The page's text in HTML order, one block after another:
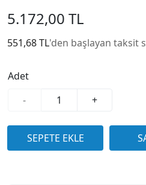
5.172,00 TL
551,68 TL'den başlayan taksit
Adet
-
+